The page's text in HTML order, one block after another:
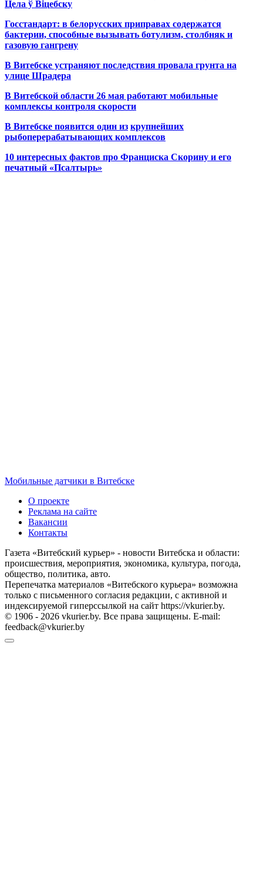
Цела ў Віцебску
Госстандарт: в белорусских приправах содержатся
бактерии, способные вызывать ботулизм, столбняк и
газовую гангрену
В Витебске устраняют последствия провала грунта на
улице Шрадера
В Витебской области 26 мая работают мобильные
комплексы контроля скорости
В Витебске появится один из крупнейших
рыбоперерабатывающих комплексов
10 интересных фактов про Франциска Скорину и его
печатный «Псалтырь»
Мобильные датчики в Витебске
О проекте
Реклама на сайте
Вакансии
Контакты
Газета «Витебский курьер» - новости Витебска и области:
происшествия, мероприятия, экономика, культура, погода,
общество, политика, авто.
Перепечатка материалов «Витебского курьера» возможна
только с письменного согласия редакции, с активной и
индексируемой гиперссылкой на сайт https://vkurier.by.
© 1906 - 2026 vkurier.by. Все права защищены. E-mail:
feedback@vkurier.by